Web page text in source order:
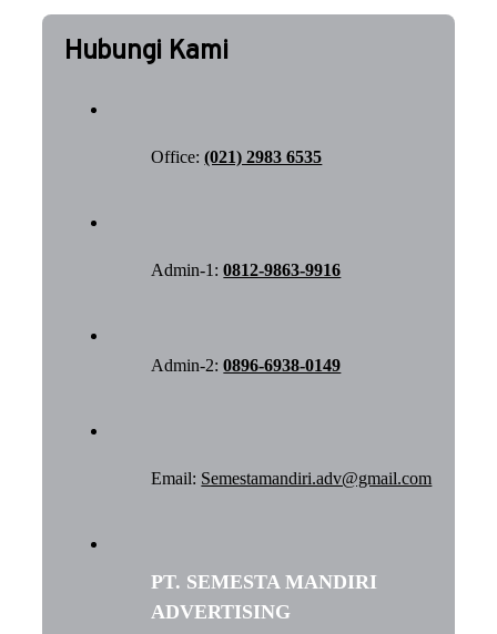
Hubungi Kami
Office:(021) 2983 6535
Admin-1:0812-9863-9916
Admin-2:0896-6938-0149
Email: Semestamandiri.adv@gmail.com
PT. SEMESTA MANDIRI
ADVERTISING